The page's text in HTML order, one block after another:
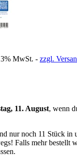
MwSt. - zzgl.
11. August, wenn
nur noch 11 Stück in
Falls mehr bestellt